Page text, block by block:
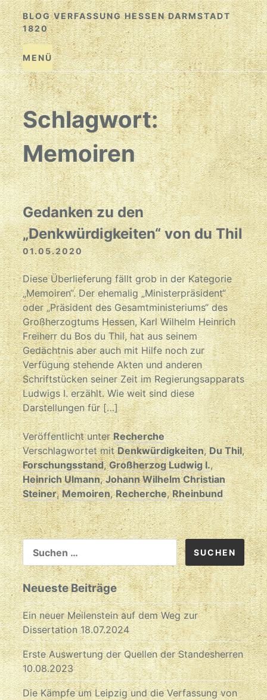
Zum
Inhalt
springen
BLOG VERFASSUNG HESSEN DARMSTADT
1820
MENÜ
Schlagwort:
Memoiren
Gedanken zu den
„Denkwürdigkeiten“ von du Thil
01.05.2020
Diese Überlieferung fällt grob in der Kategorie
„Memoiren“. Der ehemalig „Ministerpräsident“
oder „Präsident des Gesamtministeriums“ des
Großherzogtums Hessen, Karl Wilhelm Heinrich
Freiherr du Bos du Thil, hat aus seinem
Gedächtnis aber auch mit Hilfe noch zur
Verfügung stehende Akten und anderen
Schriftstücken seiner Zeit im Regierungsapparats
Ludwigs I. erzählt. Wie weit sind diese
Darstellungen für […]
Veröffentlicht unterRecherche
Verschlagwortet mitDenkwürdigkeiten,Du Thil,
Forschungsstand,Großherzog Ludwig I.,
Heinrich Ulmann,Johann Wilhelm Christian
Steiner,Memoiren,Recherche,Rheinbund
SUCHEN
NACH:
Neueste Beiträge
Ein neuer Meilenstein auf dem Weg zur
Dissertation 18.07.2024
Erste Auswertung der Quellen der Standesherren
10.08.2023
Die Kämpfe um Leipzig und die Verfassung von